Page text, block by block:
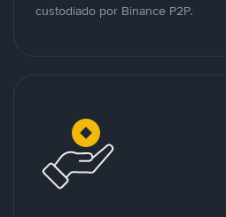
custodiado por Binance P2P.